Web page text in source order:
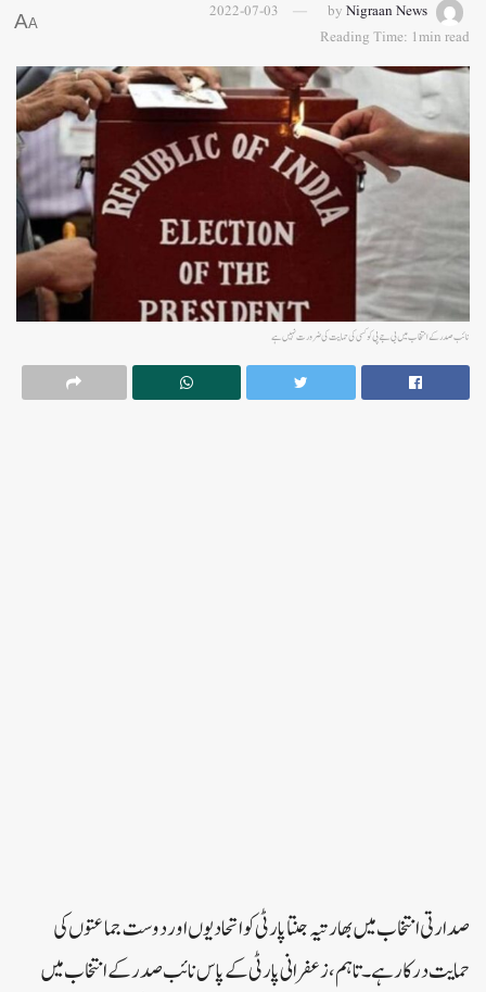
by Nigraan News
2022-07-03
Reading Time: 1min read
A
A
نائب صدر کے انتخاب میں بی جے پی کو کسی کی حمایت کی ضرورت نہیں ہے
صدارتی انتخاب میں بھارتیہ جنتا پارٹی کو اتحادیوں اور دوست جماعتوں کی
حمایت درکار ہے۔تاہم، زعفرانی پارٹی کے پاس نائب صدر کے انتخاب میں